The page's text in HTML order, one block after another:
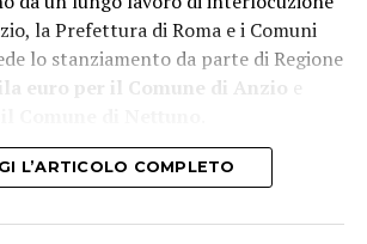
servizio di prossimità che rafforza
e contribuisce a rendere il nostro
accogliente e sicuro. La sinergia tra
di questo servizio dimostra quanto sia
la Prefettura di Roma e i Comuni
lo stanziamento da parte di Regione
euro per il Comune di Anzio e
L’ARTICOLO COMPLETO